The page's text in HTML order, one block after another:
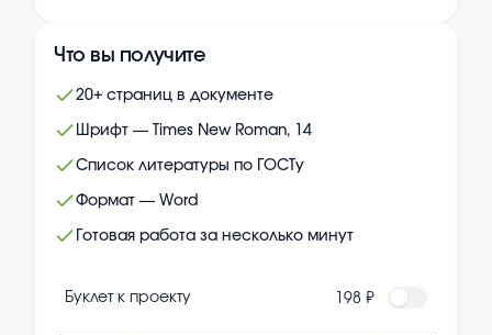
Что вы получите
20+ страниц в документе
Шрифт — Times New Roman, 14
Список литературы по ГОСТу
Формат — Word
Готовая работа за несколько минут
Буклет к проекту 198 ₽